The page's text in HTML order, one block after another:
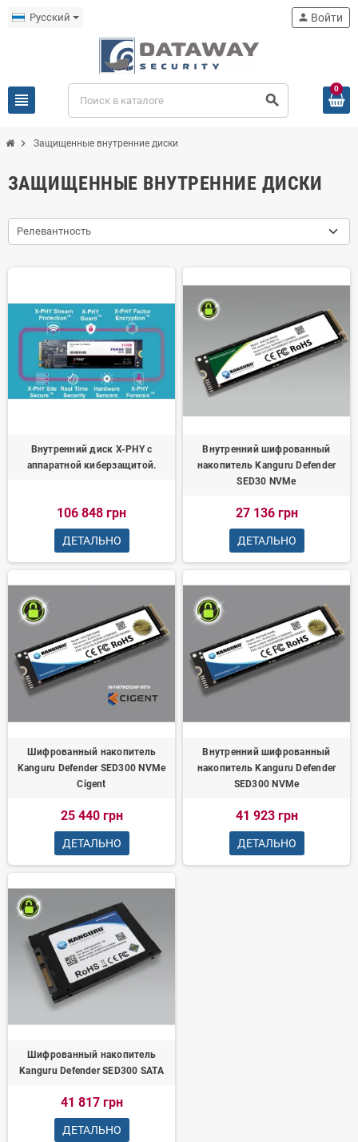
Русский
view_headline search
person Войти
0
chevron_right Защищенные внутренние диски
ЗАЩИЩЕННЫЕ ВНУТРЕННИЕ ДИСКИ
Релевантность
Внутренний диск X-PHY с
аппаратной киберзащитой.
106 848 грн
ДЕТАЛЬНО
Внутренний шифрованный
накопитель Kanguru Defender
SED30 NVMe
27 136 грн
ДЕТАЛЬНО
Шифрованный накопитель
Kanguru Defender SED300 NVMe
Cigent
25 440 грн
ДЕТАЛЬНО
Внутренний шифрованный
накопитель Kanguru Defender
SED300 NVMe
41 923 грн
ДЕТАЛЬНО
Шифрованный накопитель
Kanguru Defender SED300 SATA
41 817 грн
ДЕТАЛЬНО